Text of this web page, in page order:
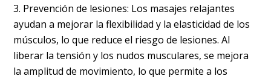
Prevención de lesiones: Los masajes relajantes
ayudan a mejorar la flexibilidad y la elasticidad de los
músculos, lo que reduce el riesgo de lesiones. Al
liberar la tensión y los nudos musculares, se mejora
la amplitud de movimiento, lo que permite a los